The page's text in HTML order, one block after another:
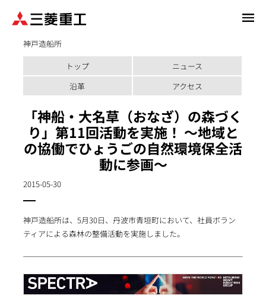
神戸造船所
トップ
ニュース
沿革
アクセス
「神船・大名草（おなざ）の森づく
り」第11回活動を実施！ ～地域と
の協働でひょうごの自然環境保全活
動に参画～
2015-05-30
神戸造船所は、5月30日、丹波市青垣町において、社員ボラン
ティアによる森林の整備活動を実施しました。